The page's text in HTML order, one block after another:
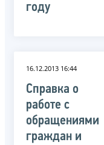
году
16.12.2013 16:44
Справка о
работе с
обращениями
граждан и